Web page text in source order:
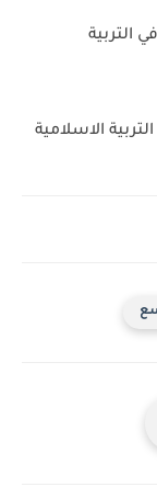
التربية
الاسلامية